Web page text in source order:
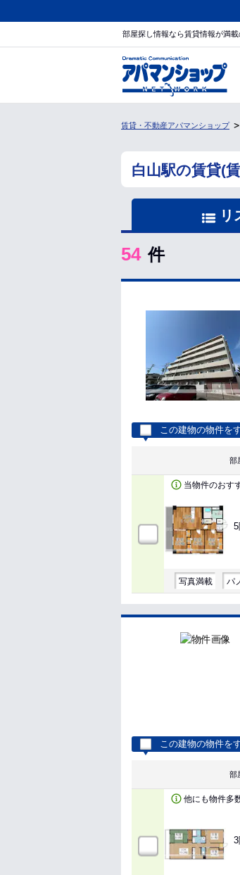
部屋探し情報なら賃貸情報が満
賃貸・不動産アパマンショップ
白山駅の賃貸(
リ
54 件
この建物の物件を
部
当物件のおす
写真満載 パ
この建物の物件を
部
他にも物件多